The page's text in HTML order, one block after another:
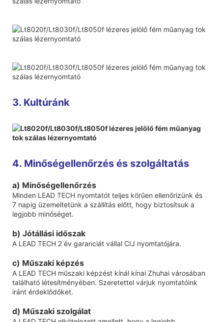
3. Kultúránk
4. Minőségellenőrzés és szolgáltatás
a) Minőségellenőrzés
Minden LEAD TECH nyomtatót teljes körűen ellenőrizünk és
7 napig üzemeltetünk a szállítás előtt, hogy biztosítsuk a
legjobb minőséget.
b) Jótállási időszak
A LEAD TECH 2 év garanciát vállal CIJ nyomtatójára.
c) Műszaki képzés
A LEAD TECH műszaki képzést kínál kínai Zhuhai városában
található létesítményében. Szeretettel várjuk nyomtatóink
iránt érdeklődőket.
d) Műszaki szolgálat